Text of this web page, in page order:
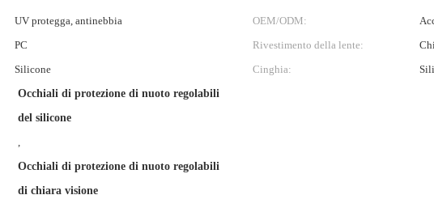
UV protegga, antinebbia OEM/ODM:
PC Rivestimento della lente:
Silicone Cinghia:
Occhiali di protezione di nuoto regolabili
del silicone
,
Occhiali di protezione di nuoto regolabili
di chiara visione